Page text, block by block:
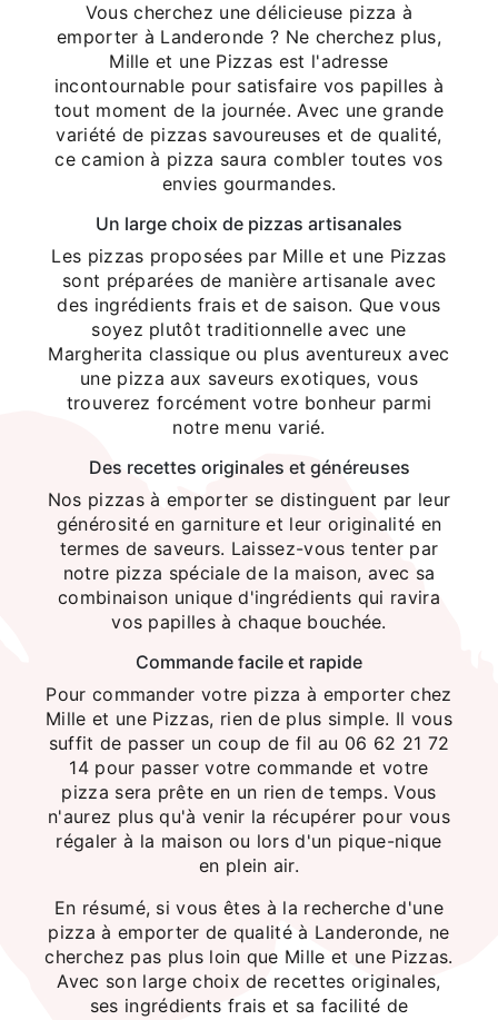
Vous cherchez une délicieuse pizza à
emporter à Landeronde ? Ne cherchez plus,
Mille et une Pizzas est l'adresse
incontournable pour satisfaire vos papilles à
tout moment de la journée. Avec une grande
variété de pizzas savoureuses et de qualité,
ce camion à pizza saura combler toutes vos
envies gourmandes.
Un large choix de pizzas artisanales
Les pizzas proposées par Mille et une Pizzas
sont préparées de manière artisanale avec
des ingrédients frais et de saison. Que vous
soyez plutôt traditionnelle avec une
Margherita classique ou plus aventureux avec
une pizza aux saveurs exotiques, vous
trouverez forcément votre bonheur parmi
notre menu varié.
Des recettes originales et généreuses
Nos pizzas à emporter se distinguent par leur
générosité en garniture et leur originalité en
termes de saveurs. Laissez-vous tenter par
notre pizza spéciale de la maison, avec sa
combinaison unique d'ingrédients qui ravira
vos papilles à chaque bouchée.
Commande facile et rapide
Pour commander votre pizza à emporter chez
Mille et une Pizzas, rien de plus simple. Il vous
suffit de passer un coup de fil au 06 62 21 72
14 pour passer votre commande et votre
pizza sera prête en un rien de temps. Vous
n'aurez plus qu'à venir la récupérer pour vous
régaler à la maison ou lors d'un pique-nique
en plein air.
En résumé, si vous êtes à la recherche d'une
pizza à emporter de qualité à Landeronde, ne
cherchez pas plus loin que Mille et une Pizzas.
Avec son large choix de recettes originales,
ses ingrédients frais et sa facilité de